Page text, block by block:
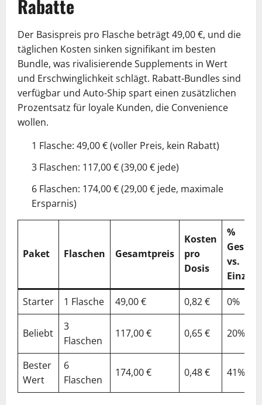
Rabatte
Der Basispreis pro Flasche beträgt 49,00 €, und die
täglichen Kosten sinken signifikant im besten
Bundle, was rivalisierende Supplements in Wert
und Erschwinglichkeit schlägt. Rabatt-Bundles sind
verfügbar und Auto-Ship spart einen zusätzlichen
Prozentsatz für loyale Kunden, die Convenience
wollen.
1 Flasche: 49,00 € (voller Preis, kein Rabatt)
3 Flaschen: 117,00 € (39,00 € jede)
6 Flaschen: 174,00 € (29,00 € jede, maximale
Ersparnis)
Paket Flaschen Gesamtpreis
Kosten
pro
Dosis
%
vs.
Einzel
Starter
1 Flasche 49,00 € 0,82 € 0%
Beliebt
3
Flaschen
117,00 € 0,65 € 20%
Bester
Wert
6
Flaschen
174,00 € 0,48 € 41%